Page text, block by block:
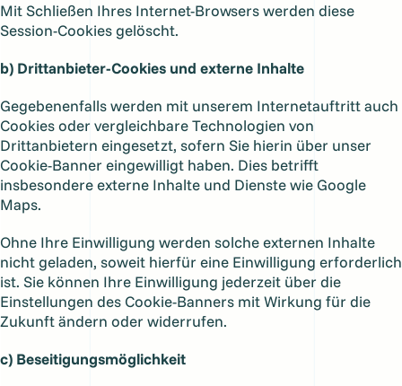
Mit Schließen Ihres Internet-Browsers werden diese
Session-Cookies gelöscht.
b) Drittanbieter-Cookies und externe Inhalte
Gegebenenfalls werden mit unserem Internetauftritt auch
Cookies oder vergleichbare Technologien von
Drittanbietern eingesetzt, sofern Sie hierin über unser
Cookie-Banner eingewilligt haben. Dies betrifft
insbesondere externe Inhalte und Dienste wie Google
Maps.
Ohne Ihre Einwilligung werden solche externen Inhalte
nicht geladen, soweit hierfür eine Einwilligung erforderlich
ist. Sie können Ihre Einwilligung jederzeit über die
Einstellungen des Cookie-Banners mit Wirkung für die
Zukunft ändern oder widerrufen.
c) Beseitigungsmöglichkeit